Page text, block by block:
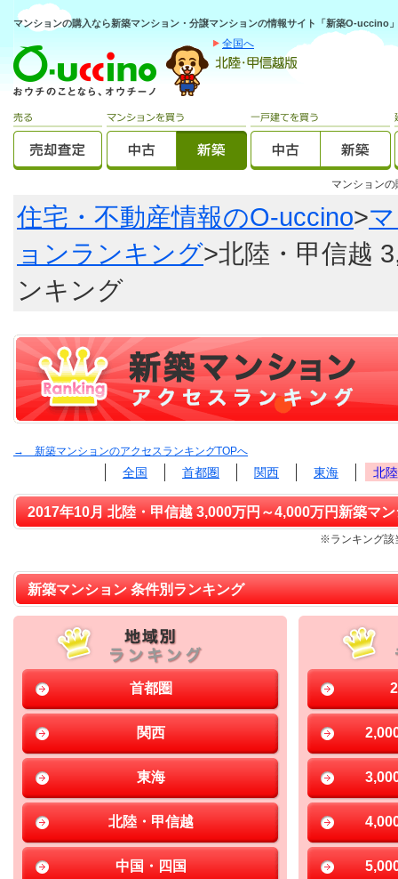
マンションの購入なら新築マンション・分譲マンションの情報サイト「新築O-uccino」
全国へ
マンション
住宅・不動産情報のO-uccino>
ョンランキング>北陸・甲信越
ンキング
→ 新築マンションのアクセスランキングTOPへ
全国 首都圏 関西 東海 北
2017年10月 北陸・甲信越 3,000万円～4,000万円新築マ
※ランキング該
新築マンション 条件別ランキング
首都圏
関西
東海
北陸・甲信越
中国・四国